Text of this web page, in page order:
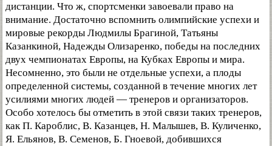
дистанции. Что ж, спортсменки завоевали право на
внимание. Достаточно вспомнить олимпийские успехи и
мировые рекорды Людмилы Брагиной, Татьяны
Казанкиной, Надежды Олизаренко, победы на последних
двух чемпионатах Европы, на Кубках Европы и мира.
Несомненно, это были не отдельные успехи, а плоды
определенной системы, созданной в течение многих лет
усилиями многих людей — тренеров и организаторов.
Особо хотелось бы отметить в этой связи таких тренеров,
как П. Кароблис, В. Казанцев, Н. Малышев, В. Куличенко,
Я. Ельянов, В. Семенов, Б. Гноевой, добившихся